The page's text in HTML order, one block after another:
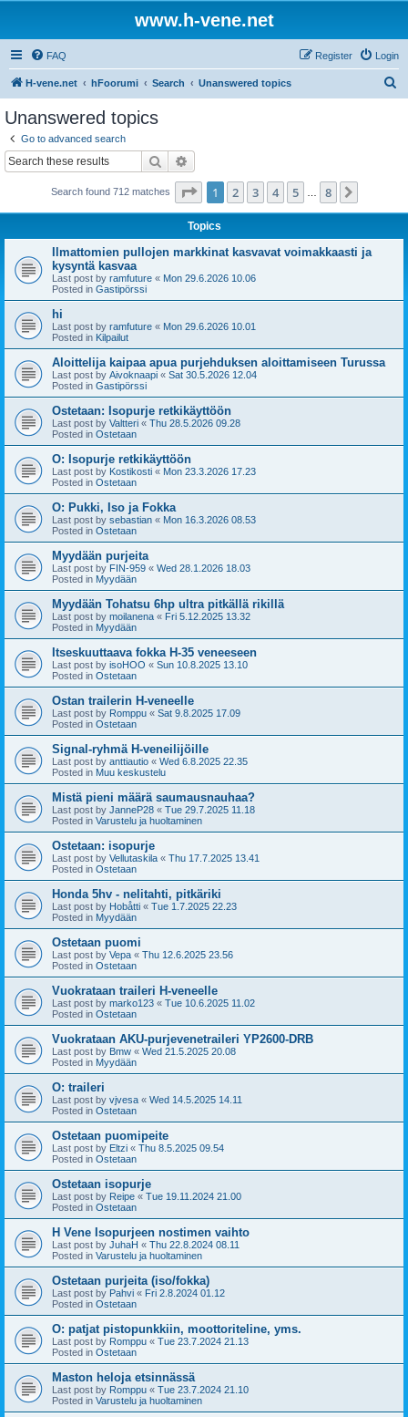
www.h-vene.net
FAQ Login
Register
H-vene.net hFoorumi Search Unanswered topics
Unanswered topics
Go to advanced search
Search
Search found 712 matches Page 1of 8
1 2 3 4 5 8
Topics
Ilmattomien pullojen markkinat kasvavat voimakkaasti ja
kysyntä kasvaa
Last post by ramfuture « Mon 29.6.2026 10.06
Posted in Gastipörssi
hi
Last post by ramfuture « Mon 29.6.2026 10.01
Posted in Kilpailut
Aloittelija kaipaa apua purjehduksen aloittamiseen Turussa
Last post by Aivoknaapi « Sat 30.5.2026 12.04
Posted in Gastipörssi
Ostetaan: Isopurje retkikäyttöön
Last post by Valtteri « Thu 28.5.2026 09.28
Posted in Ostetaan
O: Isopurje retkikäyttöön
Last post by Kostikosti « Mon 23.3.2026 17.23
Posted in Ostetaan
O: Pukki, Iso ja Fokka
Last post by sebastian « Mon 16.3.2026 08.53
Posted in Ostetaan
Myydään purjeita
Last post by FIN-959 « Wed 28.1.2026 18.03
Posted in Myydään
Myydään Tohatsu 6hp ultra pitkällä rikillä
Last post by moilanena « Fri 5.12.2025 13.32
Posted in Myydään
Itseskuuttaava fokka H-35 veneeseen
Last post by isoHOO « Sun 10.8.2025 13.10
Posted in Ostetaan
Ostan trailerin H-veneelle
Last post by Romppu « Sat 9.8.2025 17.09
Posted in Ostetaan
Signal-ryhmä H-veneilijöille
Last post by anttiautio « Wed 6.8.2025 22.35
Posted in Muu keskustelu
Mistä pieni määrä saumausnauhaa?
Last post by JanneP28 « Tue 29.7.2025 11.18
Posted in Varustelu ja huoltaminen
Ostetaan: isopurje
Last post by Vellutaskila « Thu 17.7.2025 13.41
Posted in Ostetaan
Honda 5hv - nelitahti, pitkäriki
Last post by Hobåtti « Tue 1.7.2025 22.23
Posted in Myydään
Ostetaan puomi
Last post by Vepa « Thu 12.6.2025 23.56
Posted in Ostetaan
Vuokrataan traileri H-veneelle
Last post by marko123 « Tue 10.6.2025 11.02
Posted in Ostetaan
Vuokrataan AKU-purjevenetraileri YP2600-DRB
Last post by Bmw « Wed 21.5.2025 20.08
Posted in Myydään
O: traileri
Last post by vjvesa « Wed 14.5.2025 14.11
Posted in Ostetaan
Ostetaan puomipeite
Last post by Eltzi « Thu 8.5.2025 09.54
Posted in Ostetaan
Ostetaan isopurje
Last post by Reipe « Tue 19.11.2024 21.00
Posted in Ostetaan
H Vene Isopurjeen nostimen vaihto
Last post by JuhaH « Thu 22.8.2024 08.11
Posted in Varustelu ja huoltaminen
Ostetaan purjeita (iso/fokka)
Last post by Pahvi « Fri 2.8.2024 01.12
Posted in Ostetaan
O: patjat pistopunkkiin, moottoriteline, yms.
Last post by Romppu « Tue 23.7.2024 21.13
Posted in Ostetaan
Maston heloja etsinnässä
Last post by Romppu « Tue 23.7.2024 21.10
Posted in Varustelu ja huoltaminen